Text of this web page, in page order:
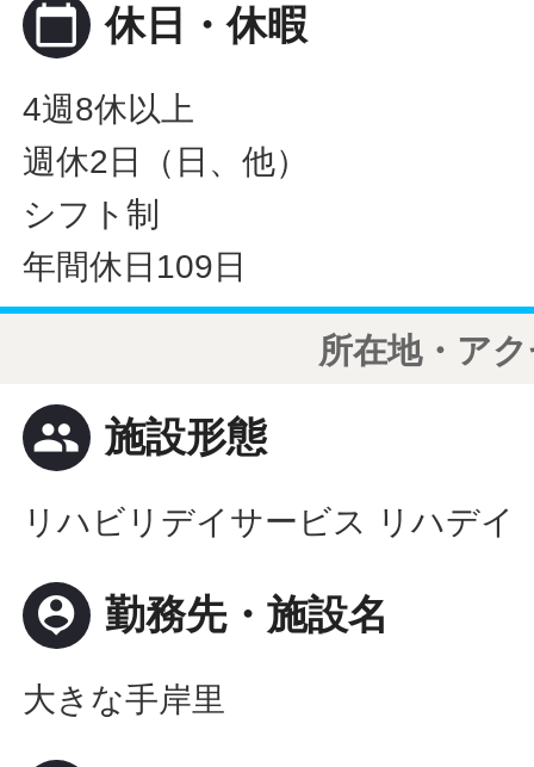
calendar_today 休日・休暇
4週8休以上
週休2日（日、他）
シフト制
年間休日109日
所在地・ア
people 施設形態
リハビリデイサービス リハデイ
person_pin 勤務先・施設名
大きな手岸里